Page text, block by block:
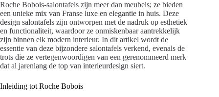
Roche Bobois-salontafels zijn meer dan meubels; ze bieden
een unieke mix van Franse luxe en elegantie in huis. Deze
design salontafels zijn ontworpen met de nadruk op esthetiek
en functionaliteit, waardoor ze onmiskenbaar aantrekkelijk
zijn binnen elk modern interieur. In dit artikel wordt de
essentie van deze bijzondere salontafels verkend, evenals de
trots die ze vertegenwoordigen van een gerenommeerd merk
dat al jarenlang de top van interieurdesign siert.
Inleiding tot Roche Bobois